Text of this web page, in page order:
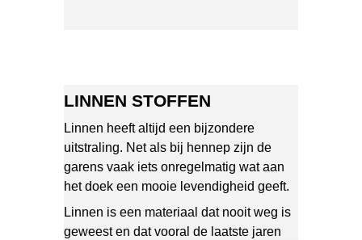
LINNEN STOFFEN
Linnen heeft altijd een bijzondere
uitstraling. Net als bij hennep zijn de
garens vaak iets onregelmatig wat aan
het doek een mooie levendigheid geeft.
Linnen is een materiaal dat nooit weg is
geweest en dat vooral de laatste jaren